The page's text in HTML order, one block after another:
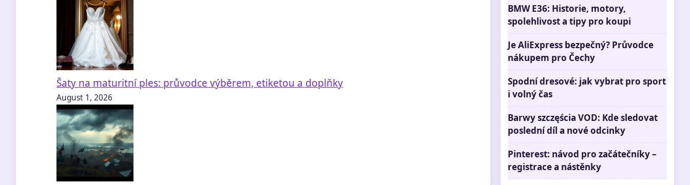
Šaty na maturitní ples: průvodce výběrem, etiketou a doplňky
August 1, 2026
BMW E36: Historie, motory,
spolehlivost a tipy pro koupi
Je AliExpress bezpečný? Průvodce
nákupem pro Čechy
Spodní dresové: jak vybrat pro sport
i volný čas
Barwy szczęścia VOD: Kde sledovat
poslední díl a nové odcinky
Pinterest: návod pro začátečníky –
registrace a nástěnky